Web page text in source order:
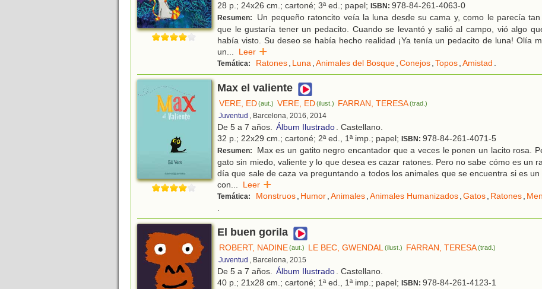
28 p.; 24x26 cm.; cartoné; 3ª ed.; papel; ISBN: 978-84-261-4063-0
Resumen:
Un pequeño ratoncito veía la luna desde su cama y, como le parecía
que le gustaría tener un pedacito. Cuando se levantó y salió al campo, vió algo
había visto. Su deseo se había hecho realidad ¡Ya tenía un pedacito de luna! Olía
un... Leer
Temática: Ratones, Luna,Animales del Bosque,Conejos,Topos,Amistad .
Max el valiente
VERE, ED(aut.) VERE, ED(ilust.) FARRAN, TERESA(trad.)
Juventud , Barcelona, 2016, 2014
De 5 a 7 años. Álbum Ilustrado. Castellano.
32 p.; 22x29 cm.; cartoné; 2ª ed., 1ª imp.; papel; ISBN: 978-84-261-4071-5
Resumen:
Max es un gatito negro encantador que a veces le ponen un lacito rosa.
gato sin miedo, valiente y lo que desea es cazar ratones. Pero no sabe cómo es un
día que sale de caza va preguntando a todos los animales que se encuentra si es un
con... Leer
Temática: Monstruos, Humor,Animales,Animales Humanizados,Gatos, Ratones,
.
El buen gorila
ROBERT, NADINE(aut.) LE BEC, GWENDAL(ilust.) FARRAN, TERESA(trad.)
Juventud , Barcelona, 2015
De 5 a 7 años. Álbum Ilustrado. Castellano.
40 p.; 21x28 cm.; cartoné; 1ª ed., 1ª imp.; papel; ISBN: 978-84-261-4123-1